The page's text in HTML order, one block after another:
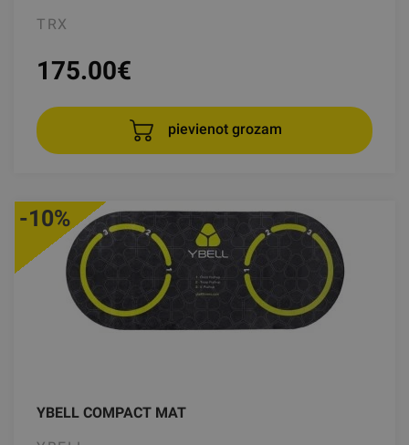
TRX
175.00€
pievienot grozam
YBELL COMPACT MAT
-10%